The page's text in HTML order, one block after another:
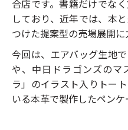
合店です。書籍だけでな
しており、近年では、本
つけた提案型の売場展開に
今回は、エアバッグ生地
や、中日ドラゴンズのマ
ラ」のイラスト入りトー
いる本革で製作したペンケ